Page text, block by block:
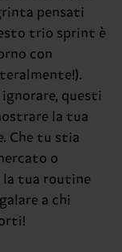
pensati
trio sprint è
con
questi
la tua
Che tu stia
o
la tua routine
a chi